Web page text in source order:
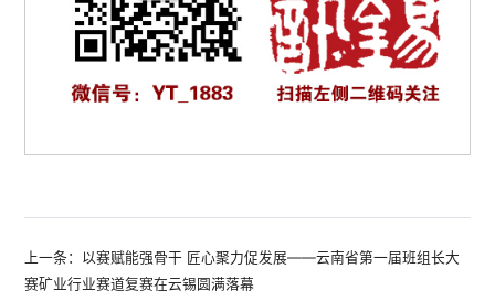
上一条：以赛赋能强骨干 匠心聚力促发展——云南省第一届班组长大
赛矿业行业赛道复赛在云锡圆满落幕